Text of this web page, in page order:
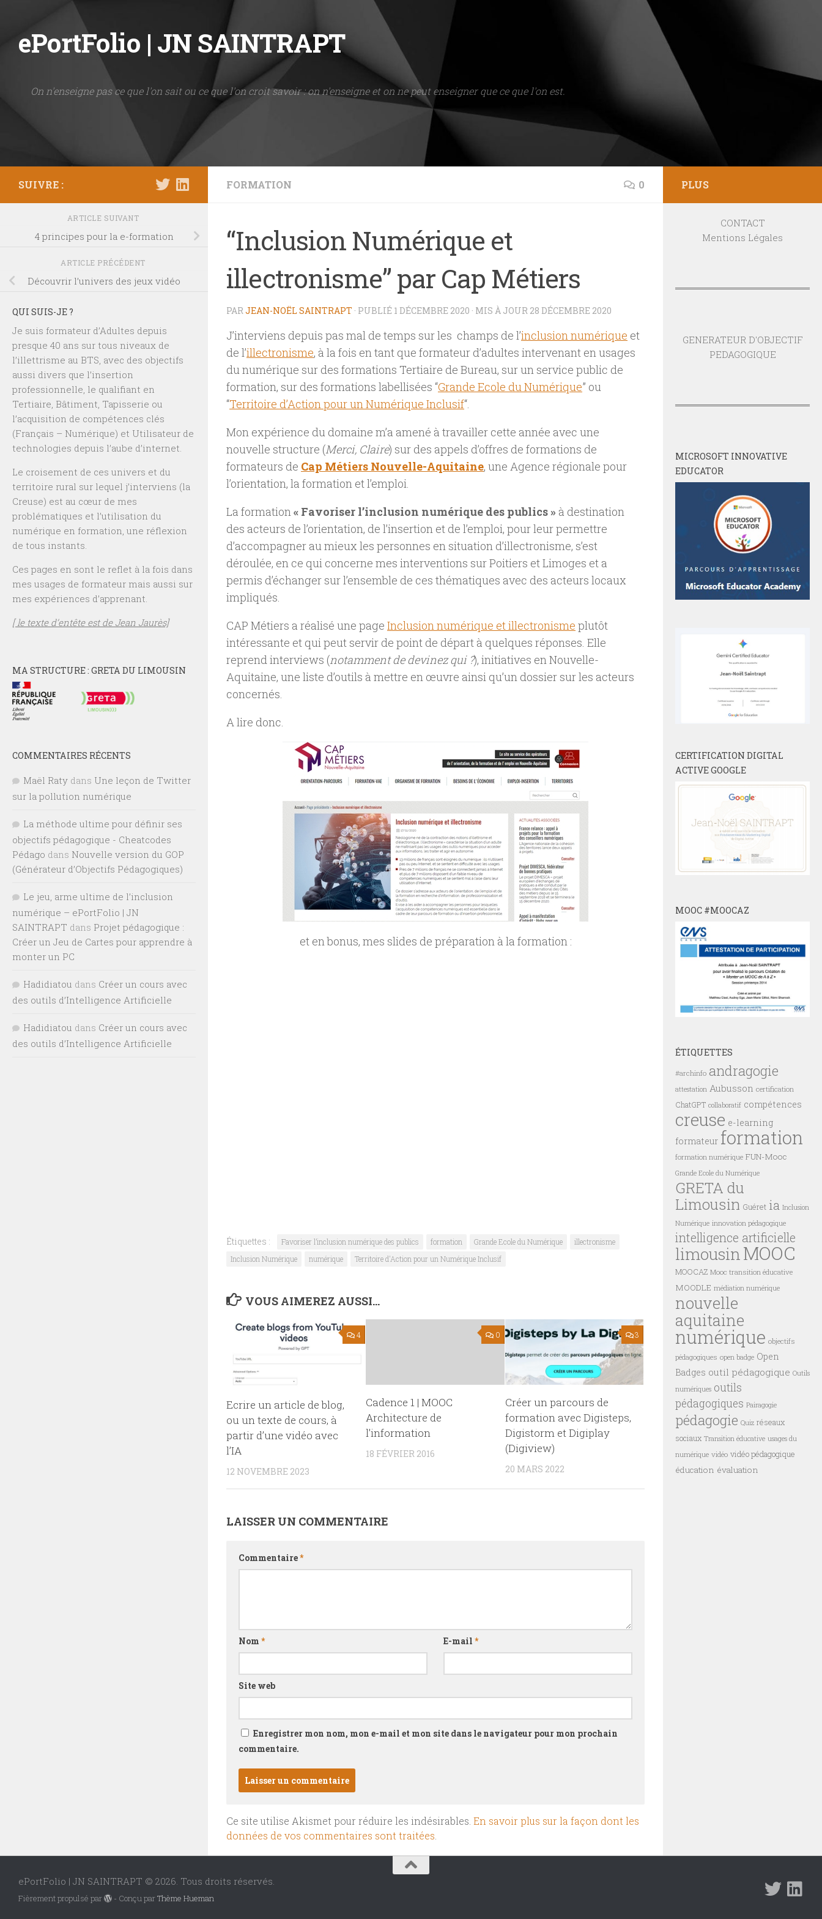
Skip to content
ePortFolio | JN SAINTRAPT
On n'enseigne pas ce que l'on sait ou ce que l'on croit savoir : on n'enseigne et on ne peut enseigner que ce que l'on est.
FORMATION 0
“Inclusion Numérique et
illectronisme” par Cap Métiers
PARJEAN-NOËL SAINTRAPT · PUBLIÉ 1 DÉCEMBRE 2020 · MIS À JOUR 28 DÉCEMBRE 2020
J’interviens depuis pas mal de temps sur les champs de l’inclusion numérique et
de l’illectronisme, à la fois en tant que formateur d’adultes intervenant en usages
du numérique sur des formations Tertiaire de Bureau, sur un service public de
formation, sur des formations labellisées “Grande Ecole du Numérique” ou
“Territoire d’Action pour un Numérique Inclusif“.
Mon expérience du domaine m’a amené à travailler cette année avec une
nouvelle structure (Merci, Claire) sur des appels d’offres de formations de
formateurs de Cap Métiers Nouvelle-Aquitaine, une Agence régionale pour
l’orientation, la formation et l’emploi.
La formation« Favoriser l’inclusion numérique des publics » à destination
des acteurs de l’orientation, de l’insertion et de l’emploi, pour leur permettre
d’accompagner au mieux les personnes en situation d’illectronisme, s’est
déroulée, en ce qui concerne mes interventions sur Poitiers et Limoges et a
permis d’échanger sur l’ensemble de ces thématiques avec des acteurs locaux
impliqués.
CAP Métiers a réalisé une page Inclusion numérique et illectronisme plutôt
intéressante et qui peut servir de point de départ à quelques réponses. Elle
reprend interviews (notamment de devinez qui ?), initiatives en Nouvelle-
Aquitaine, une liste d’outils à mettre en œuvre ainsi qu’un dossier sur les acteurs
concernés.
A lire donc.
et en bonus, mes slides de préparation à la formation :
Étiquettes : Favoriser l’inclusion numérique des publics formation Grande Ecole du Numérique
illectronisme
Inclusion Numérique
numérique Territoire d'Action pour un Numérique Inclusif
VOUS AIMEREZ AUSSI...
4
Ecrire un article de blog,
ou un texte de cours, à
partir d’une vidéo avec
l’IA
12 NOVEMBRE 2023
0
Cadence 1 | MOOC
Architecture de
l’information
18 FÉVRIER 2016
3
Créer un parcours de
formation avec Digisteps,
Digistorm et Digiplay
(Digiview)
20 MARS 2022
LAISSER UN COMMENTAIRE
Commentaire*
Nom * E-mail *
Site web
Enregistrer mon nom, mon e-mail et mon site dans le navigateur pour mon prochain
commentaire.
Ce site utilise Akismet pour réduire les indésirables. En savoir plus sur la façon dont les
données de vos commentaires sont traitées
SUIVRE :
ARTICLE SUIVANT
4 principes pour la e-formation
ARTICLE PRÉCÉDENT
Découvrir l’univers des jeux vidéo
QUI SUIS-JE ?
Je suis formateur d’Adultes depuis
presque 40 ans sur tous niveaux de
l’illettrisme au BTS, avec des objectifs
aussi divers que l’insertion
professionnelle, le qualifiant en
Tertiaire, Bâtiment, Tapisserie ou
l’acquisition de compétences clés
(Français – Numérique) et Utilisateur de
technologies depuis l’aube d’internet.
Le croisement de ces univers et du
territoire rural sur lequel j’interviens (la
Creuse) est au cœur de mes
problématiques et l’utilisation du
numérique en formation, une réflexion
de tous instants.
Ces pages en sont le reflet à la fois dans
mes usages de formateur mais aussi sur
mes expériences d’apprenant.
[ le texte d’entête est de Jean Jaurès]
MA STRUCTURE : GRETA DU LIMOUSIN
COMMENTAIRES RÉCENTS
Maël Raty dans Une leçon de Twitter
sur la pollution numérique
La méthode ultime pour définir ses
objectifs pédagogique - Cheatcodes
Pédago dans Nouvelle version du GOP
(Générateur d’Objectifs Pédagogiques)
Le jeu, arme ultime de l’inclusion
numérique – ePortFolio | JN
SAINTRAPT dans Projet pédagogique :
Créer un Jeu de Cartes pour apprendre à
monter un PC
Hadidiatou dans Créer un cours avec
des outils d’Intelligence Artificielle
Hadidiatou dans Créer un cours avec
des outils d’Intelligence Artificielle
PLUS
CONTACT
Mentions Légales
GENERATEUR D'OBJECTIF
PEDAGOGIQUE
MICROSOFT INNOVATIVE
EDUCATOR
CERTIFICATION DIGITAL
ACTIVE GOOGLE
MOOC #MOOCAZ
ÉTIQUETTES
#archinfo andragogie
attestation Aubusson certification
ChatGPT collaboratif compétences
creuse e-learning
formateur formation
formation numérique FUN-Mooc
Grande Ecole du Numérique
GRETA du
Limousin Guéret ia Inclusion
Numérique innovation pédagogique
intelligence artificielle
limousin MOOC
MOOCAZ Mooc transition éducative
MOODLE médiation numérique
nouvelle
aquitaine
numérique objectifs
pédagogiques open badge Open
Badges outil pédagogique Outils
numériques outils
pédagogiques Pairagogie
pédagogie Quiz réseaux
sociaux Transition éducative usages du
numérique vidéo vidéo pédagogique
éducation évaluation
ePortFolio | JN SAINTRAPT © 2026. Tous droits réservés.
Fièrement propulsé par - Conçu parThème Hueman